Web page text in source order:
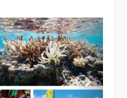
Next